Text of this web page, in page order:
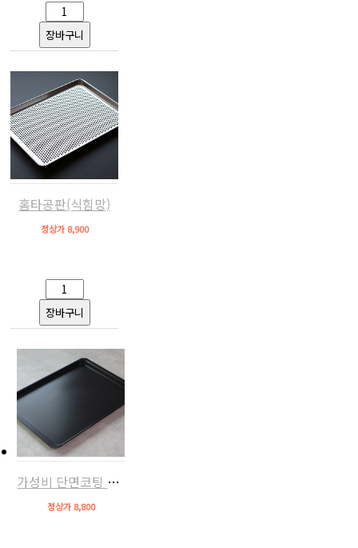
홈타공판(식힘망)
정상가 8,900
가성비 단면코팅 오븐팬(AC,스메그/지에라/에카 호환)
정상가 8,800